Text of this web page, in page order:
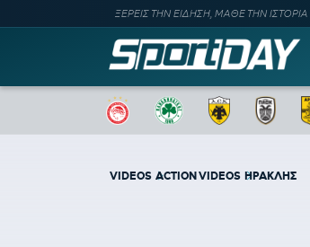
ΞΕΡΕΙΣ ΤΗΝ ΕΙΔΗΣΗ, ΜΑΘΕ ΤΗΝ ΙΣΤΟΡΙΑ
VIDEOS ACTION VIDEOS ΗΡΑΚΛΗΣ